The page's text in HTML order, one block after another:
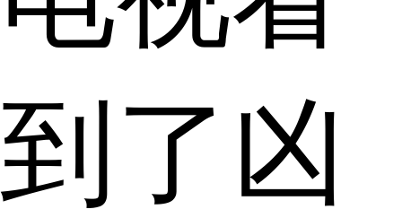
到了凶